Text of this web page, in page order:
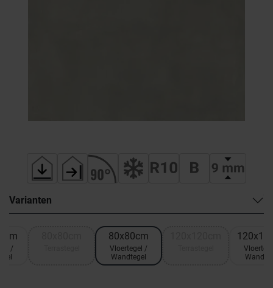
Varianten
/
80x80cm
Vloertegel /
Wandtegel